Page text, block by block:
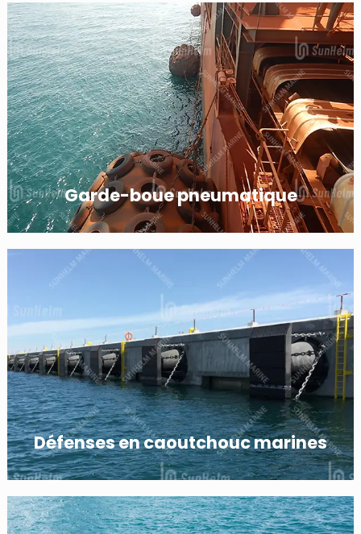
Garde-boue pneumatique
Défenses en caoutchouc marines